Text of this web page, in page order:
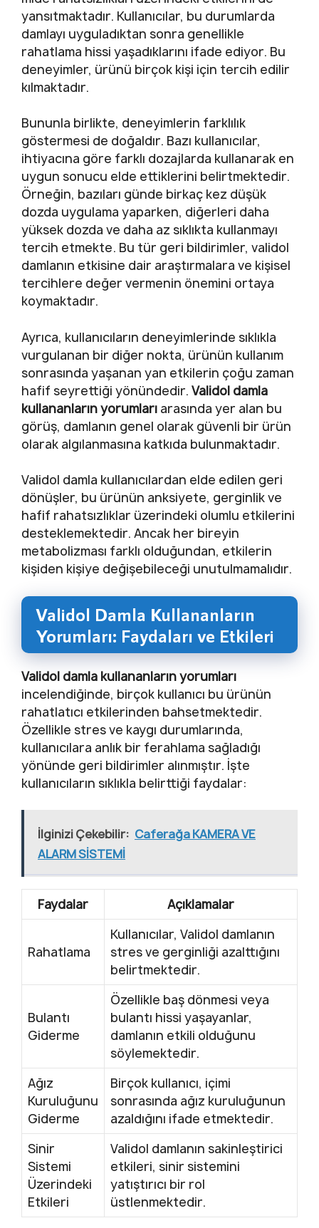
yansıtmaktadır. Kullanıcılar, bu durumlarda
damlayı uyguladıktan sonra genellikle
rahatlama hissi yaşadıklarını ifade ediyor. Bu
deneyimler, ürünü birçok kişi için tercih edilir
kılmaktadır.
Bununla birlikte, deneyimlerin farklılık
göstermesi de doğaldır. Bazı kullanıcılar,
ihtiyacına göre farklı dozajlarda kullanarak en
uygun sonucu elde ettiklerini belirtmektedir.
Örneğin, bazıları günde birkaç kez düşük
dozda uygulama yaparken, diğerleri daha
yüksek dozda ve daha az sıklıkta kullanmayı
tercih etmekte. Bu tür geri bildirimler, validol
damlanın etkisine dair araştırmalara ve kişisel
tercihlere değer vermenin önemini ortaya
koymaktadır.
Ayrıca, kullanıcıların deneyimlerinde sıklıkla
vurgulanan bir diğer nokta, ürünün kullanım
sonrasında yaşanan yan etkilerin çoğu zaman
hafif seyrettiği yönündedir. Validol damla
kullananların yorumları arasında yer alan bu
görüş, damlanın genel olarak güvenli bir ürün
olarak algılanmasına katkıda bulunmaktadır.
Validol damla kullanıcılardan elde edilen geri
dönüşler, bu ürünün anksiyete, gerginlik ve
hafif rahatsızlıklar üzerindeki olumlu etkilerini
desteklemektedir. Ancak her bireyin
metabolizması farklı olduğundan, etkilerin
kişiden kişiye değişebileceği unutulmamalıdır.
Validol Damla Kullananların
Yorumları: Faydaları ve Etkileri
Validol damla kullananların yorumları
incelendiğinde, birçok kullanıcı bu ürünün
rahatlatıcı etkilerinden bahsetmektedir.
Özellikle stres ve kaygı durumlarında,
kullanıcılara anlık bir ferahlama sağladığı
yönünde geri bildirimler alınmıştır. İşte
kullanıcıların sıklıkla belirttiği faydalar:
İlginizi Çekebilir: Caferağa KAMERA VE
ALARM SİSTEMİ
Faydalar Açıklamalar
Rahatlama
Kullanıcılar, Validol damlanın
stres ve gerginliği azalttığını
belirtmektedir.
Bulantı
Giderme
Özellikle baş dönmesi veya
bulantı hissi yaşayanlar,
damlanın etkili olduğunu
söylemektedir.
Ağız
Kuruluğunu
Giderme
Birçok kullanıcı, içimi
sonrasında ağız kuruluğunun
azaldığını ifade etmektedir.
Sinir
Sistemi
Üzerindeki
Etkileri
Validol damlanın sakinleştirici
etkileri, sinir sistemini
yatıştırıcı bir rol
üstlenmektedir.